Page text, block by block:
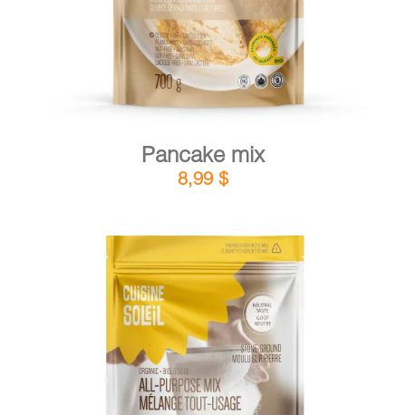
Pancake mix
8,99 $
ADD TO CART / DETAILS